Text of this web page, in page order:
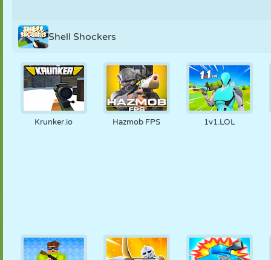
Shell Shockers
Krunker.io Hazmob FPS 1v1.LOL